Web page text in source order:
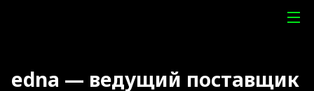
edna — ведущий поставщик